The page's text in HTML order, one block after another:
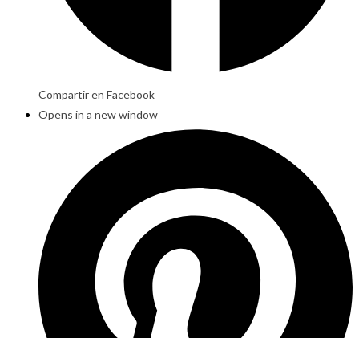
Compartir en Facebook
Opens in a new window